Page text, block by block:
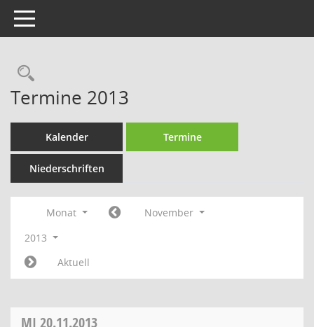
Toggle navigation
Rechercheauswahl
Termine 2013
Kalender Termine
Niederschriften
Monat
November
2013
Aktuell
MI 20.11.2013